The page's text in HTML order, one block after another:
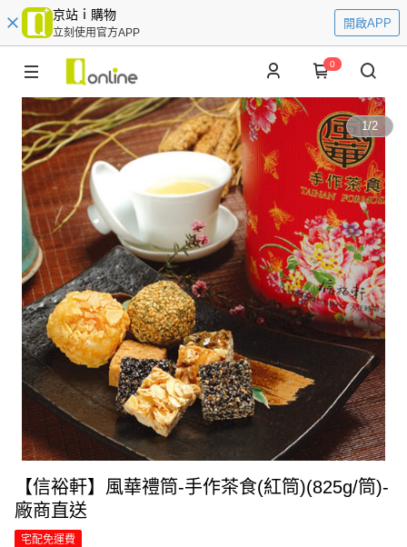
京站ｉ購物
立刻使用官方APP
開啟APP
0
1/2
【信裕軒】風華禮筒-手作茶食(紅筒)(825g/筒)-
廠商直送
宅配免運費